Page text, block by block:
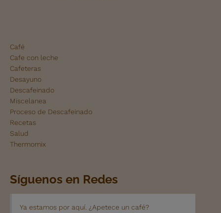
Café
Cafe con leche
Cafeteras
Desayuno
Descafeinado
Miscelanea
Proceso de Descafeinado
Recetas
Salud
Thermomix
Síguenos en Redes
Ya estamos por aquí. ¿Apetece un café?